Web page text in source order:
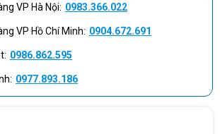
mạnh mẽ đa nhiệm
đa nhiệm và xử lý tác vụ nặng của người
VP Hà Nội: 0983.366.022
VP Hồ Chí Minh: 0904.672.691
0986.862.595
0977.893.186